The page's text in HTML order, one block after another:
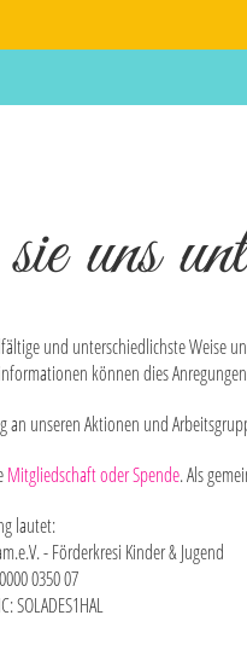
uns
und unterschiedlichste Weise
können dies
an unseren Aktionen und
Mitgliedschaft oder Spende. Als
lautet:
- Förderkresi Kinder & Jugend
0000035007
SOLADES1HAL